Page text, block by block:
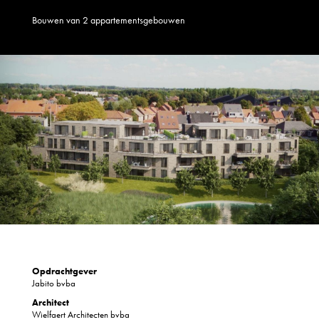
Bouwen van 2 appartementsgebouwen
Opdrachtgever
Jabito bvba
Architect
Wielfaert Architecten bvba